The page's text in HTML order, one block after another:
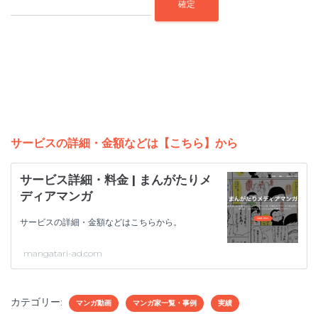
サービスの詳細・金額などは【こちら】から
サービス詳細・料金 | まんがたりメ
ディアマンガ
サービスの詳細・金額などはこちらから。
mangatari-ad.com
カテゴリー: マンガ動画 マンガ家一覧・事例 実績